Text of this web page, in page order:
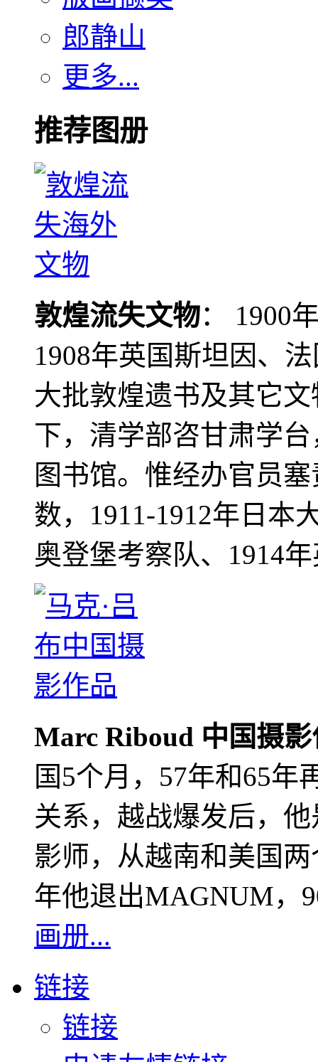
郎静山
更多...
推荐图册
敦煌流失文物： 1900
1908年英国斯坦因、
大批敦煌遗书及其它
下，清学部咨甘肃学
图书馆。惟经办官员
数，1911-1912年日本
奥登堡考察队、1914
Marc Riboud 中国摄
国5个月，57年和65年
关系，越战爆发后，
影师，从越南和美国
年他退出MAGNUM，
画册...
链接
链接